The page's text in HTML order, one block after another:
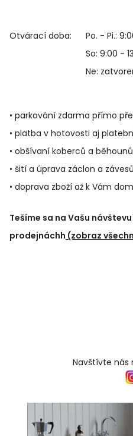
Otvárací doba:
Po. - Pi.:
So: 9:00 -
Ne:
• parkování zdarma přímo
• platba v hotovosti aj
• obšívaní koberců a
• šití a úprava záclon a závesů
• doprava zboží až k Vám
Tešíme sa na Vašu
prodejnáchh (zobraz
Navštívte nás